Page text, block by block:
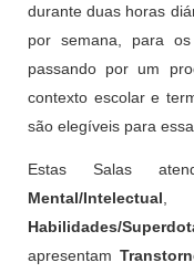
durante duas horas
por semana, para
passando por um
contexto escolar e
são elegíveis para
Estas Salas
Mental/Intelectual ,
Habilidades/
apresentam